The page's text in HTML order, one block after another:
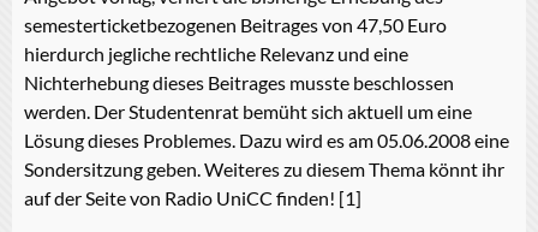
semesterticketbezogenen Beitrages von 47,50 Euro
hierdurch jegliche rechtliche Relevanz und eine
Nichterhebung dieses Beitrages musste beschlossen
werden. Der Studentenrat bemüht sich aktuell um eine
Lösung dieses Problemes. Dazu wird es am 05.06.2008 eine
Sondersitzung geben. Weiteres zu diesem Thema könnt ihr
auf der Seite von Radio UniCC finden! [1]